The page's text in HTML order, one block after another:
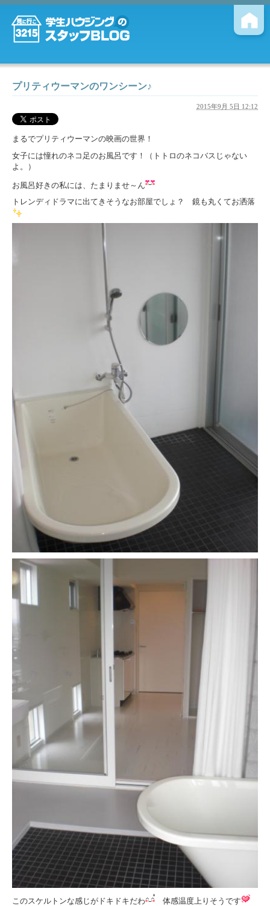
プリティウーマンのワンシーン♪
2015年9月 5日 12:12
まるでプリティウーマンの映画の世界！
女子には憧れのネコ足のお風呂です！（トトロのネコバスじゃない
よ。）
お風呂好きの私には、たまりませ～ん
トレンディドラマに出てきそうなお部屋でしょ？ 鏡も丸くてお洒落
このスケルトンな感じがドキドキだわ 体感温度上りそうです